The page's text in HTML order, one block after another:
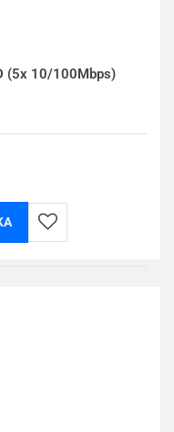
(5x 10/100Mbps)
Do